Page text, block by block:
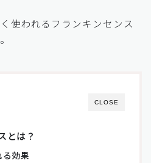
使われるフランキンセンス
CLOSE
とは？
効果